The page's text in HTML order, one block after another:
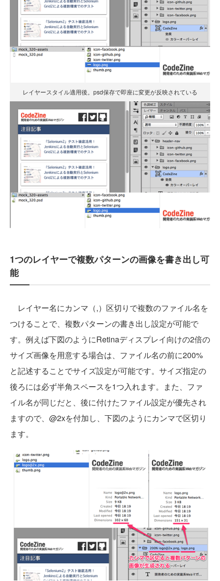
レイヤースタイル適用後。psd保存で即座に変更が反映されている
1つのレイヤーで複数パターンの画像を書き出し可
能
レイヤー名にカンマ（,）区切りで複数のファイル名を
つけることで、複数パターンの書き出し設定が可能で
す。例えば下図のようにRetinaディスプレイ向けの2倍の
サイズ画像を用意する場合は、ファイル名の前に200%
と記述することでサイズ設定が可能です。サイズ指定の
後ろには必ず半角スペースを1つ入れます。また、ファ
イル名が同じだと、後に付けたファイル設定が優先され
ますので、@2xを付加し、下図のようにカンマで区切り
ます。